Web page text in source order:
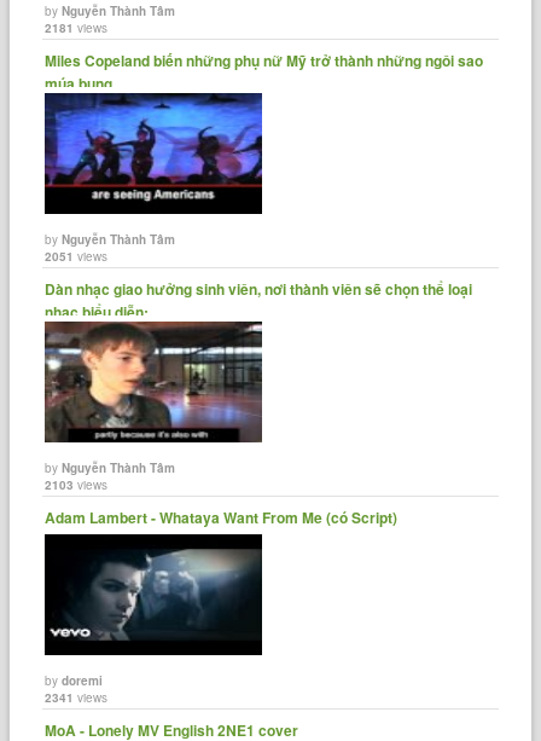
byNguyễn Thành Tâm
2181 views
Miles Copeland biến những phụ nữ Mỹ trở thành những ngôi sao
múa bụng
byNguyễn Thành Tâm
2051 views
Dàn nhạc giao hưởng sinh viên, nơi thành viên sẽ chọn thể loại
nhạc biểu diễn:......
byNguyễn Thành Tâm
2103 views
Adam Lambert - Whataya Want From Me (có Script)
bydoremi
2341 views
MoA - Lonely MV English 2NE1 cover